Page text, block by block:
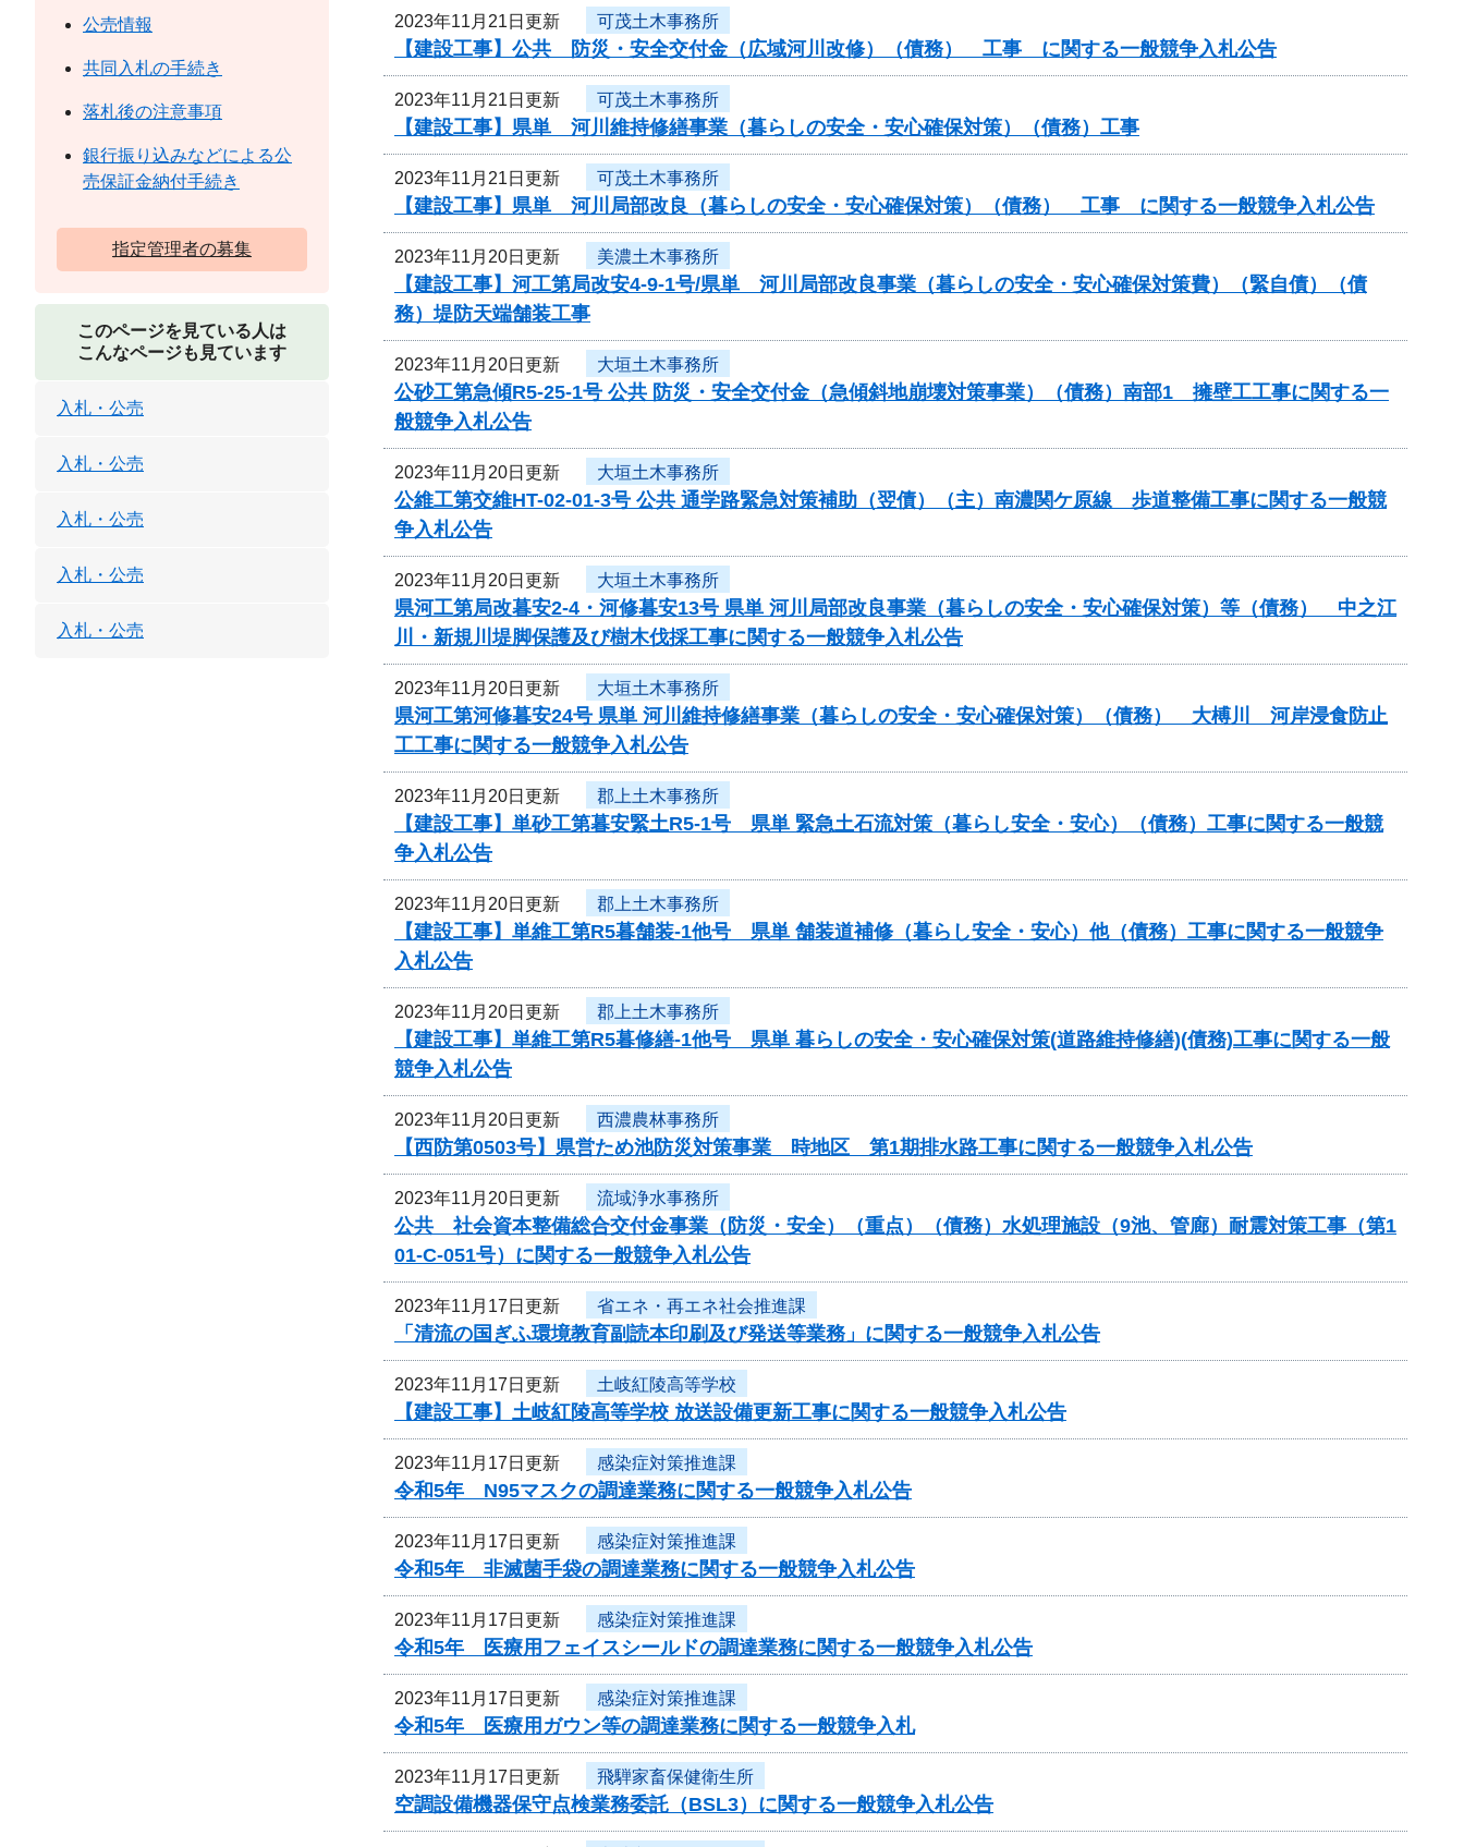
2023年11月21日更新 可茂土木事務所
【建設工事】公共 防災・安全交付金（広域河川改修）（債務） 工事 に関する一般競争入札公告
2023年11月21日更新 可茂土木事務所
【建設工事】県単 河川維持修繕事業（暮らしの安全・安心確保対策）（債務）工事
2023年11月21日更新 可茂土木事務所
【建設工事】県単 河川局部改良（暮らしの安全・安心確保対策）（債務） 工事 に関する一般競争入札公告
2023年11月20日更新 美濃土木事務所
【建設工事】河工第局改安4-9-1号/県単 河川局部改良事業（暮らしの安全・安心確保対策費）（緊自債）（債
務）堤防天端舗装工事
2023年11月20日更新 大垣土木事務所
公砂工第急傾R5-25-1号 公共 防災・安全交付金（急傾斜地崩壊対策事業）（債務）南部1 擁壁工工事に関する一
般競争入札公告
2023年11月20日更新 大垣土木事務所
公維工第交維HT-02-01-3号 公共 通学路緊急対策補助（翌債）（主）南濃関ケ原線 歩道整備工事に関する一般競
争入札公告
2023年11月20日更新 大垣土木事務所
県河工第局改暮安2-4・河修暮安13号 県単 河川局部改良事業（暮らしの安全・安心確保対策）等（債務） 中之江
川・新規川堤脚保護及び樹木伐採工事に関する一般競争入札公告
2023年11月20日更新 大垣土木事務所
県河工第河修暮安24号 県単 河川維持修繕事業（暮らしの安全・安心確保対策）（債務） 大榑川 河岸浸食防止
工工事に関する一般競争入札公告
2023年11月20日更新 郡上土木事務所
【建設工事】単砂工第暮安緊土R5-1号 県単 緊急土石流対策（暮らし安全・安心）（債務）工事に関する一般競
争入札公告
2023年11月20日更新 郡上土木事務所
【建設工事】単維工第R5暮舗装-1他号 県単 舗装道補修（暮らし安全・安心）他（債務）工事に関する一般競争
入札公告
2023年11月20日更新 郡上土木事務所
【建設工事】単維工第R5暮修繕-1他号 県単 暮らしの安全・安心確保対策(道路維持修繕)(債務)工事に関する一般
競争入札公告
2023年11月20日更新 西濃農林事務所
【西防第0503号】県営ため池防災対策事業 時地区 第1期排水路工事に関する一般競争入札公告
2023年11月20日更新 流域浄水事務所
公共 社会資本整備総合交付金事業（防災・安全）（重点）（債務）水処理施設（9池、管廊）耐震対策工事（第1
01-C-051号）に関する一般競争入札公告
2023年11月17日更新 省エネ・再エネ社会推進課
「清流の国ぎふ環境教育副読本印刷及び発送等業務」に関する一般競争入札公告
2023年11月17日更新 土岐紅陵高等学校
【建設工事】土岐紅陵高等学校 放送設備更新工事に関する一般競争入札公告
2023年11月17日更新 感染症対策推進課
令和5年 N95マスクの調達業務に関する一般競争入札公告
2023年11月17日更新 感染症対策推進課
令和5年 非滅菌手袋の調達業務に関する一般競争入札公告
2023年11月17日更新 感染症対策推進課
令和5年 医療用フェイスシールドの調達業務に関する一般競争入札公告
2023年11月17日更新 感染症対策推進課
令和5年 医療用ガウン等の調達業務に関する一般競争入札
2023年11月17日更新 飛騨家畜保健衛生所
空調設備機器保守点検業務委託（BSL3）に関する一般競争入札公告
公売情報
共同入札の手続き
落札後の注意事項
銀行振り込みなどによる公
売保証金納付手続き
指定管理者の募集
このページを見ている人は
こんなページも見ています
入札・公売
入札・公売
入札・公売
入札・公売
入札・公売